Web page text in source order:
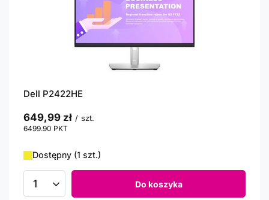
Dell P2422HE
649,99 zł / szt.
6499.90 PKT
Dostępny (1 szt.)
Ilość produktów Do koszyka